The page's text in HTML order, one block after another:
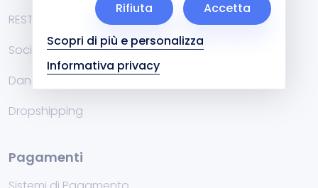
RESTFul API
Social
Danea Easyfatt e Cuborio
Dropshipping
Pagamenti
Scopri di più e personalizza
Informativa privacy
Rifiuta Accetta